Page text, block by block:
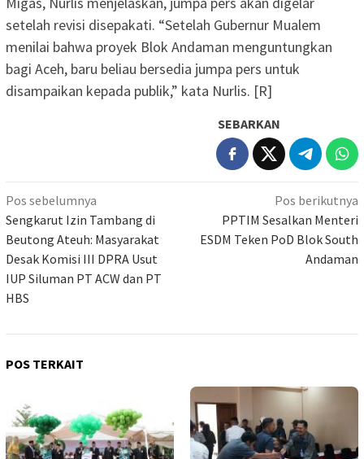
setelah revisi disepakati. “Setelah Gubernur Mualem
menilai bahwa proyek Blok Andaman menguntungkan
bagi Aceh, baru beliau bersedia jumpa pers untuk
disampaikan kepada publik,” kata Nurlis. [R]
SEBARKAN
Navigasi
pos
Pos sebelumnya
Sengkarut Izin Tambang di
Beutong Ateuh: Masyarakat
Desak Komisi III DPRA Usut
IUP Siluman PT ACW dan PT
HBS
Pos berikutnya
PPTIM Sesalkan Menteri
ESDM Teken PoD Blok South
Andaman
POS TERKAIT